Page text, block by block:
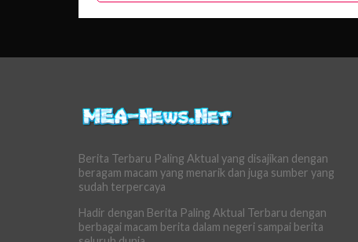
Berita Terbaru Paling Aktual yang disajikan dengan
beragam macam yang menarik dan juga sumber yang
sudah terpercaya
Hadir dengan Berita Paling Aktual Terbaru dengan
berbagai macam berita dalam negeri sampai berita